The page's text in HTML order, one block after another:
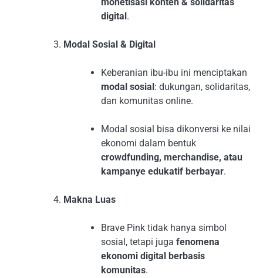
digital.
Modal Sosial & Digital
Keberanian ibu-ibu ini menciptakan
modal sosial: dukungan, solidaritas,
dan komunitas online.
Modal sosial bisa dikonversi ke nilai
ekonomi dalam bentuk
crowdfunding, merchandise, atau
kampanye edukatif berbayar.
Makna Luas
Brave Pink tidak hanya simbol
sosial, tetapi juga fenomena
ekonomi digital berbasis
komunitas.